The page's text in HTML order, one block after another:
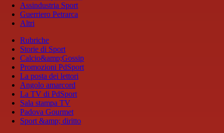
Assindustria Sport
Guerriero Petrarca
Altri
Rubriche
Storie di Sport
Calcio&amp;Gossip
Promozioni PdSport
La posta dei lettori
Angolo amarcord
La TV di PdSport
Sala stampa TV
Padova Gourmet
Sport &amp; diritto